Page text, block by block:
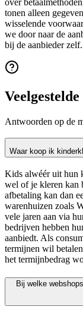
tonen alleen
wisselende
we door naar de
bij de aanbieder zelf.
Antwoorden op de
Waar koop ik
Kids alwéér uit hun
wel of je kleren kan
afbetaling kan dan
warenhuizen zoals
vele jaren aan via
bedrijven hebben
aanbiedt. Als
termijnen wil
het termijnbedrag
Bij welke